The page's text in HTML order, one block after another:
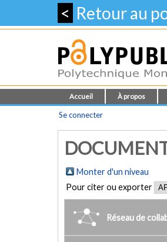
< Retour au
Accueil À propos
Se connecter
Monter d'un niveau
Pour citer ou exporter
Réseau de